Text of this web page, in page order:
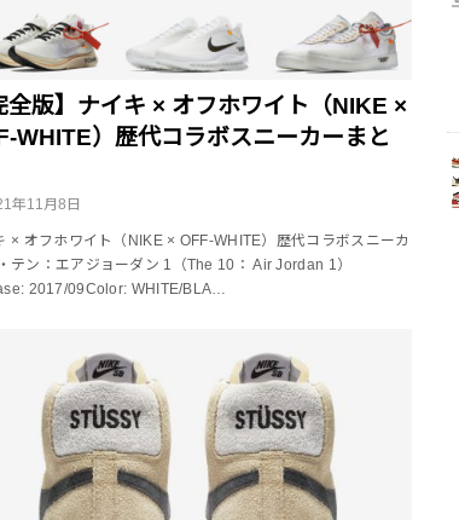
全版】ナイキ × オフホワイト（NIKE ×
WHITE）歴代コラボスニーカーまと
年11月8日
× オフホワイト（NIKE × OFF-WHITE）歴代コラボスニーカ
テン：エアジョーダン 1（The 10： Air Jordan 1）
2017/09Color: WHITE/BLA…